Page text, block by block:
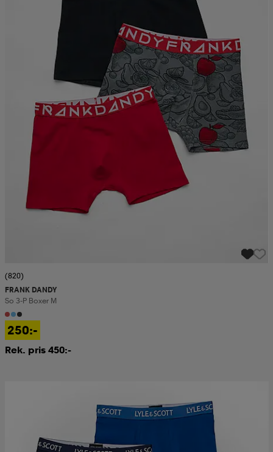
(820)
FRANK DANDY
So 3-P Boxer M
250:-
Rek. pris 450:-